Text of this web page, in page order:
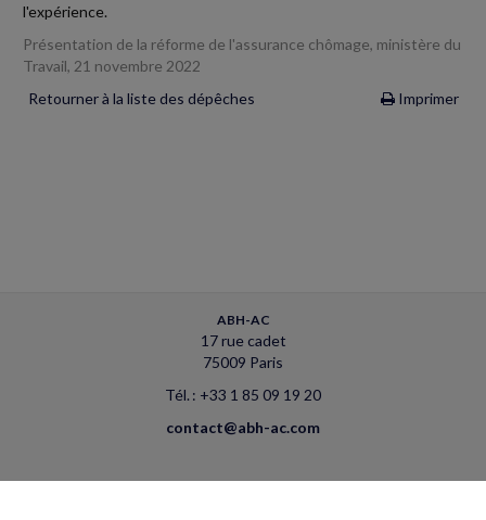
l'expérience.
Présentation de la réforme de l'assurance chômage, ministère du
Travail, 21 novembre 2022
Retourner à la liste des dépêches
Imprimer
ABH-AC
17 rue cadet
75009 Paris
Tél. : +33 1 85 09 19 20
contact@abh-ac.com